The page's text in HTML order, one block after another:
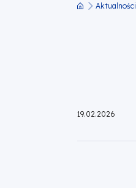
EuropejskieAktualności
19.02.2026